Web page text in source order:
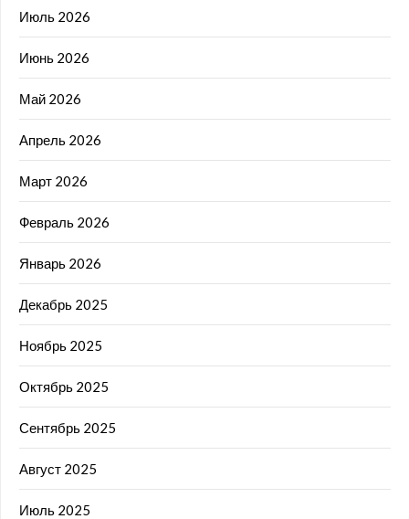
Июль 2026
Июнь 2026
Май 2026
Апрель 2026
Март 2026
Февраль 2026
Январь 2026
Декабрь 2025
Ноябрь 2025
Октябрь 2025
Сентябрь 2025
Август 2025
Июль 2025